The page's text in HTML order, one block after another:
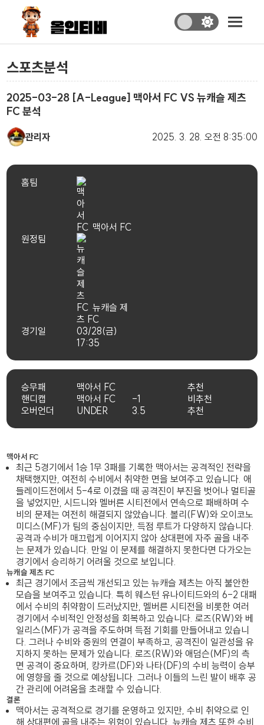
스포츠분석
2025-03-28 [A-League] 맥아서 FC VS 뉴캐슬 제츠
FC 분석
관리자 2025. 3. 28. 오전 8:35:00
홈팀
맥아서 FC
원정팀
뉴캐슬 제
츠 FC
경기일
03/28(금)
17:35
승무패 맥아서 FC
추천
핸디캡
맥아서 FC -1
비추천
오버언더
UNDER 3.5 추천
맥아서 FC
최근 5경기에서 1승 1무 3패를 기록한 맥아서는 공격적인 전략을
채택했지만, 여전히 수비에서 취약한 면을 보여주고 있습니다. 애
들레이드전에서 5-4로 이겼을 때 공격진이 부진을 벗어나 멀티골
을 넣었지만, 시드니와 멜버른 시티전에서 연속으로 패배하며 수
비의 문제는 여전히 해결되지 않았습니다. 볼리(FW)와 오이코노
미디스(MF)가 팀의 중심이지만, 득점 루트가 다양하지 않습니다.
공격과 수비가 매끄럽게 이어지지 않아 상대편에 자주 골을 내주
는 문제가 있습니다. 만일 이 문제를 해결하지 못한다면 다가오는
경기에서 승리하기 어려울 것으로 보입니다.
뉴캐슬 제츠 FC
최근 경기에서 조금씩 개선되고 있는 뉴캐슬 제츠는 아직 불안한
모습을 보여주고 있습니다. 특히 웨스턴 유나이티드와의 6-2 대패
에서 수비의 취약함이 드러났지만, 멜버른 시티전을 비롯한 여러
경기에서 수비적인 안정성을 회복하고 있습니다. 로즈(RW)와 베
일리스(MF)가 공격을 주도하며 득점 기회를 만들어내고 있습니
다. 그러나 수비와 중원의 연결이 부족하고, 공격진이 일관성을 유
지하지 못하는 문제가 있습니다. 로즈(RW)와 애덤슨(MF)의 측
면 공격이 중요하며, 캉카르(DF)와 나타(DF)의 수비 능력이 승부
에 영향을 줄 것으로 예상됩니다. 그러나 이들의 느린 발이 배후 공
간 관리에 어려움을 초래할 수 있습니다.
결론
맥아서는 공격적으로 경기를 운영하고 있지만, 수비 취약으로 인
해 상대편에 골을 내주는 위험이 있습니다. 뉴캐슬 제츠 또한 수비